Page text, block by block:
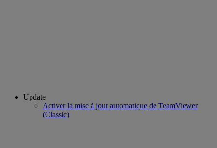
Update
Activer la mise à jour automatique de TeamViewer
(Classic)